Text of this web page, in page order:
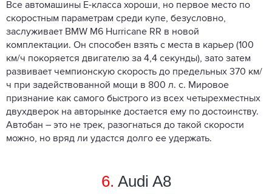
Все автомашины Е-класса хороши, но первое место по
скоростным параметрам среди купе, безусловно,
заслуживает BMW M6 Hurricane RR в новой
комплектации. Он способен взять с места в карьер (100
км/ч покоряется двигателю за 4,4 секунды), зато затем
развивает чемпионскую скорость до предельных 370 км/
ч при задействованной мощи в 800 л. с. Мировое
признание как самого быстрого из всех четырехместных
двухдверок на авторынке достается ему по достоинству.
Автобан – это не трек, разогнаться до такой скорости
можно, но вряд ли удастся долго ее удержать.
6. Audi A8